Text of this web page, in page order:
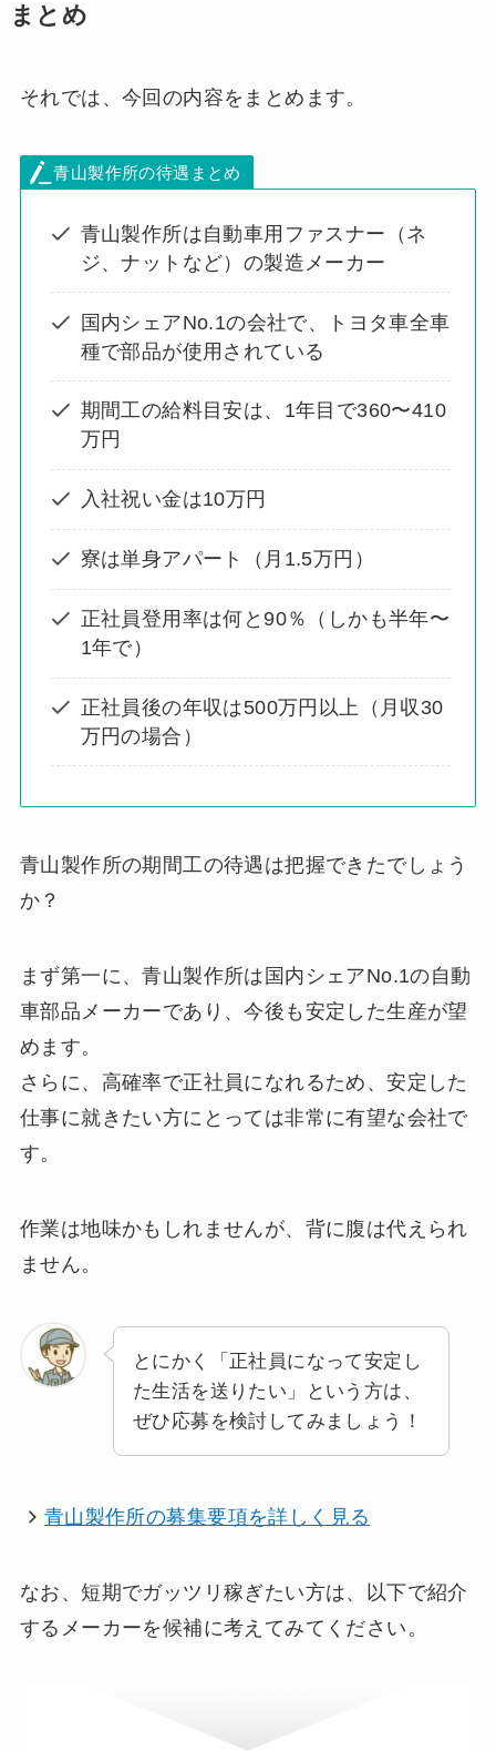
まとめ
それでは、今回の内容をまとめます。
青山製作所の待遇まとめ
青山製作所は自動車用ファスナー（ネ
ジ、ナットなど）の製造メーカー
国内シェアNo.1の会社で、トヨタ車全車
種で部品が使用されている
期間工の給料目安は、1年目で360〜410
万円
入社祝い金は10万円
寮は単身アパート（月1.5万円）
正社員登用率は何と90％（しかも半年〜
1年で）
正社員後の年収は500万円以上（月収30
万円の場合）
青山製作所の期間工の待遇は把握できたでしょう
か？
まず第一に、青山製作所は国内シェアNo.1の自動
車部品メーカーであり、今後も安定した生産が望
めます。
さらに、高確率で正社員になれるため、安定した
仕事に就きたい方にとっては非常に有望な会社で
す。
作業は地味かもしれませんが、背に腹は代えられ
ません。
とにかく「正社員になって安定し
た生活を送りたい」という方は、
ぜひ応募を検討してみましょう！
青山製作所の募集要項を詳しく見る
なお、短期でガッツリ稼ぎたい方は、以下で紹介
するメーカーを候補に考えてみてください。